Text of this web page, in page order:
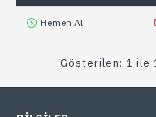
Hemen Al
Gösterilen: 1 ile